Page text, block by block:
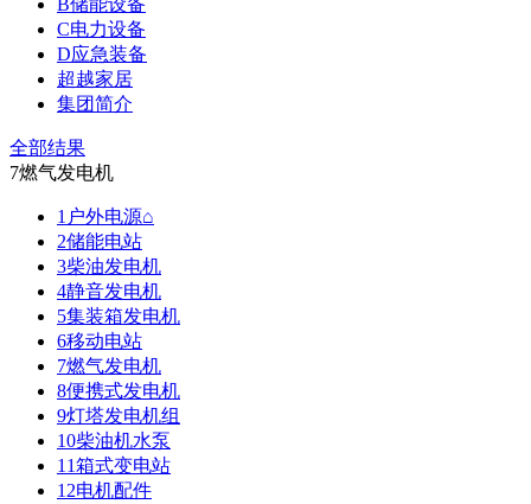
B储能设备
C电力设备
D应急装备
超越家居
集团简介
全部结果
7燃气发电机
1户外电源⌂
2储能电站
3柴油发电机
4静音发电机
5集装箱发电机
6移动电站
7燃气发电机
8便携式发电机
9灯塔发电机组
10柴油机水泵
11箱式变电站
12电机配件